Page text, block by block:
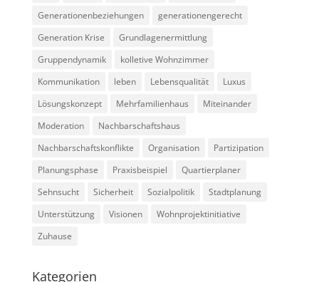
Generationenbeziehungen
generationengerecht
Generation Krise
Grundlagenermittlung
Gruppendynamik
kolletive Wohnzimmer
Kommunikation
leben Lebensqualität
Luxus
Lösungskonzept
Mehrfamilienhaus
Miteinander
Moderation
Nachbarschaftshaus
Nachbarschaftskonflikte
Organisation
Partizipation
Planungsphase
Praxisbeispiel
Quartierplaner
Sehnsucht
Sicherheit Sozialpolitik
Stadtplanung
Unterstützung
Visionen
Wohnprojektinitiative
Zuhause
Kategorien